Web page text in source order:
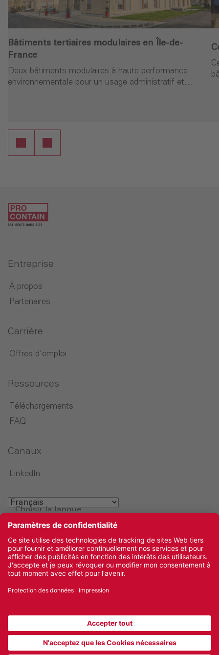
Bâtiments tertiaires modulaires en Île-de-
France
Deux bâtiments modulaires à haute performance
environnementale pour un usage administratif et…
Entreprise
À propos
Partenaires
Carrière
Offres d'emploi
Ressources
Téléchargements
FAQ
Canaux
LinkedIn
Choisir la langue